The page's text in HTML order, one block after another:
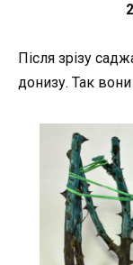
Після зрізу
донизу. Так